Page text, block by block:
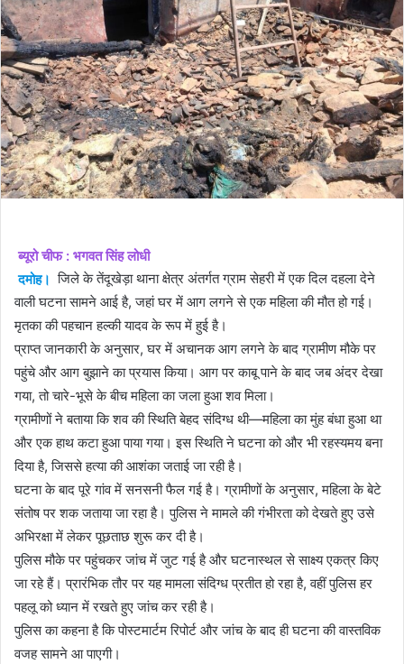
ब्यूरो चीफ : भगवत सिंह लोधी
दमोह। जिले के तेंदूखेड़ा थाना क्षेत्र अंतर्गत ग्राम सेहरी में एक दिल दहला देने
वाली घटना सामने आई है, जहां घर में आग लगने से एक महिला की मौत हो गई।
मृतका की पहचान हल्की यादव के रूप में हुई है।
प्राप्त जानकारी के अनुसार, घर में अचानक आग लगने के बाद ग्रामीण मौके पर
पहुंचे और आग बुझाने का प्रयास किया। आग पर काबू पाने के बाद जब अंदर देखा
गया, तो चारे-भूसे के बीच महिला का जला हुआ शव मिला।
ग्रामीणों ने बताया कि शव की स्थिति बेहद संदिग्ध थी—महिला का मुंह बंधा हुआ था
और एक हाथ कटा हुआ पाया गया। इस स्थिति ने घटना को और भी रहस्यमय बना
दिया है, जिससे हत्या की आशंका जताई जा रही है।
घटना के बाद पूरे गांव में सनसनी फैल गई है। ग्रामीणों के अनुसार, महिला के बेटे
संतोष पर शक जताया जा रहा है। पुलिस ने मामले की गंभीरता को देखते हुए उसे
अभिरक्षा में लेकर पूछताछ शुरू कर दी है।
पुलिस मौके पर पहुंचकर जांच में जुट गई है और घटनास्थल से साक्ष्य एकत्र किए
जा रहे हैं। प्रारंभिक तौर पर यह मामला संदिग्ध प्रतीत हो रहा है, वहीं पुलिस हर
पहलू को ध्यान में रखते हुए जांच कर रही है।
पुलिस का कहना है कि पोस्टमार्टम रिपोर्ट और जांच के बाद ही घटना की वास्तविक
वजह सामने आ पाएगी।